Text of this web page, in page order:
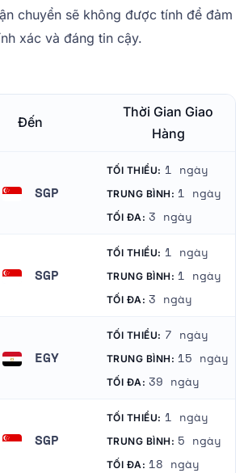
chuyển sẽ không được tính để đảm
xác và đáng tin cậy.
Đến
Thời Gian Giao
Hàng
SGP
TỐI THIỂU: 1 ngày
TRUNG BÌNH: 1 ngày
TỐI ĐA: 3 ngày
SGP
TỐI THIỂU: 1 ngày
TRUNG BÌNH: 1 ngày
TỐI ĐA: 3 ngày
EGY
TỐI THIỂU: 7 ngày
TRUNG BÌNH: 15 ngày
TỐI ĐA: 39 ngày
SGP
TỐI THIỂU: 1 ngày
TRUNG BÌNH: 5 ngày
TỐI ĐA: 18 ngày